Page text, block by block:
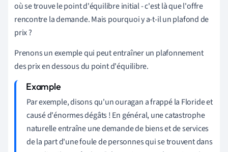
où se trouve le point d'équilibre initial - c'est là que l'offre
rencontre la demande. Mais pourquoi y a-t-il un plafond de
prix ?
Prenons un exemple qui peut entraîner un plafonnement
des prix en dessous du point d'équilibre.
Par exemple, disons qu'un ouragan a frappé la Floride et
causé d'énormes dégâts ! En général, une catastrophe
naturelle entraîne une demande de biens et de services
de la part d'une foule de personnes qui se trouvent dans